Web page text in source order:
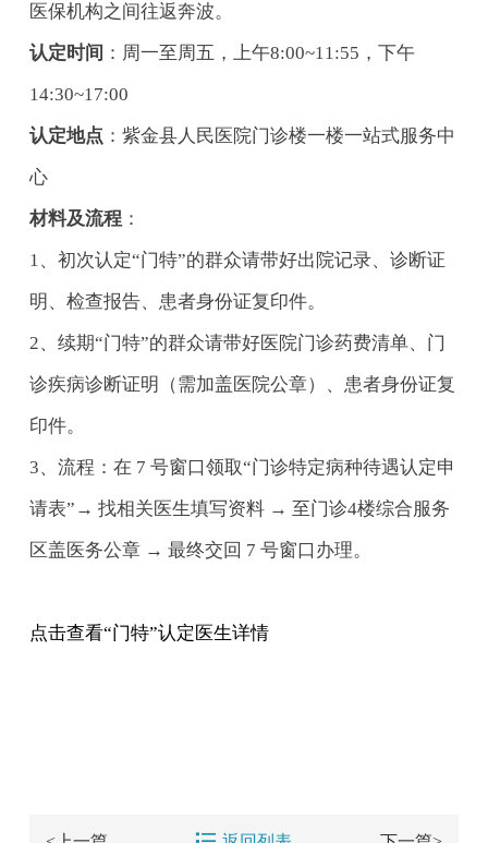
医保机构之间往返奔波。
认定时间 ：周一至周五，上午8:00~11:55，下午
14:30~17:00
认定地点 ：紫金县人民医院门诊楼一楼一站式服务中
心
材料及流程：
1、初次认定“门特”的群众请带好出院记录、诊断证
明、检查报告、患者身份证复印件。
2、续期“门特”的群众请带好医院门诊药费清单、门
诊疾病诊断证明（需加盖医院公章）、患者身份证复
印件。
3、流程：在 7 号窗口领取“门诊特定病种待遇认定申
请表”→ 找相关医生填写资料 → 至门诊4楼综合服务
区盖医务公章 → 最终交回 7 号窗口办理。
点击查看“门特”认定医生详情